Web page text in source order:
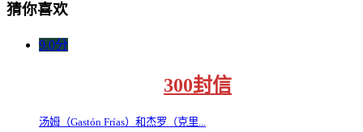
猜你喜欢
9.0分
300封信
汤姆（Gastón Frías）和杰罗（克里...